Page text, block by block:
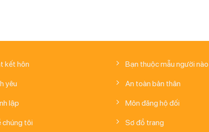
kết hôn
yêu
lập
chúng tôi
Bạn thuộc mẫu người nào
An toàn bản thân
Môn đăng hộ đối
Sơ đồ trang